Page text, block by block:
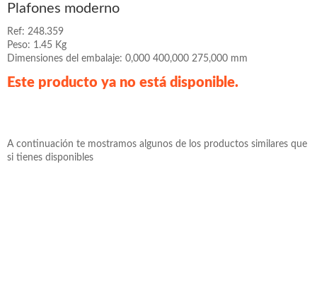
Plafones moderno
Ref: 248.359
Peso: 1.45 Kg
Dimensiones del embalaje: 0,000 400,000 275,000 mm
Este producto ya no está disponible.
A continuación te mostramos algunos de los productos similares que
si tienes disponibles